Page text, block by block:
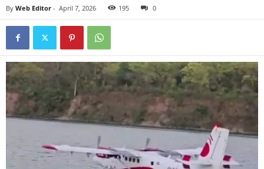
By Web Editor - April 7, 2026 195 0